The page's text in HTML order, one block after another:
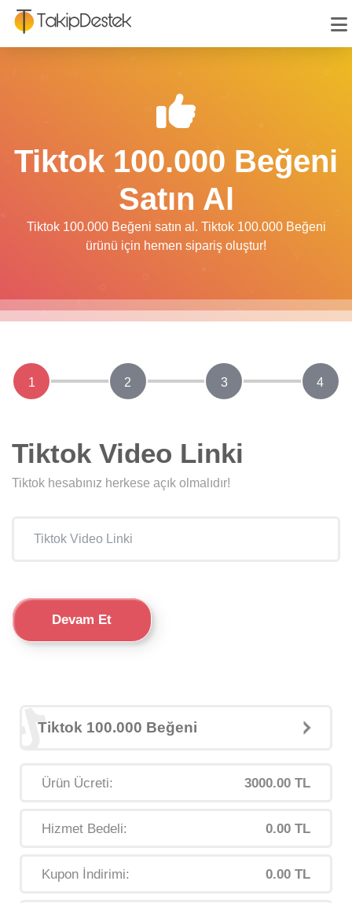
Tiktok 100.000 Beğeni
Satın Al
Tiktok 100.000 Beğeni satın al. Tiktok 100.000 Beğeni
ürünü için hemen sipariş oluştur!
Tiktok 100.000 Beğeni
Ürün Ücreti: 3000.00 TL
Hizmet Bedeli: 0.00 TL
Kupon İndirimi: 0.00 TL
1 2 3 4
Tiktok Video Linki
Tiktok hesabınız herkese açık olmalıdır!
Devam Et